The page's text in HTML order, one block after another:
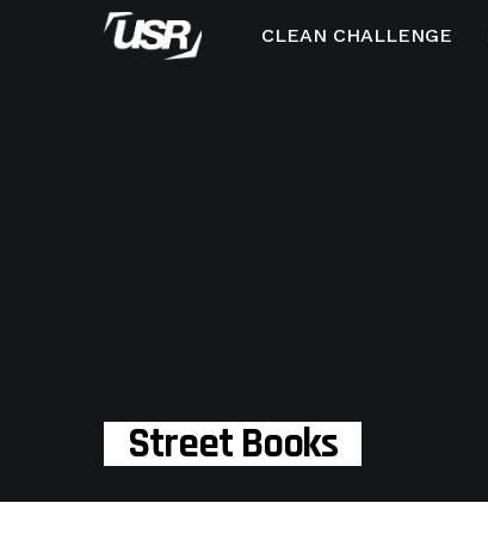
CLEAN CHALLENGE
Street Books